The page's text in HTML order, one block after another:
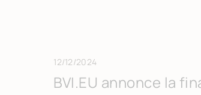
12/12/2024
BVI.EU annonce la